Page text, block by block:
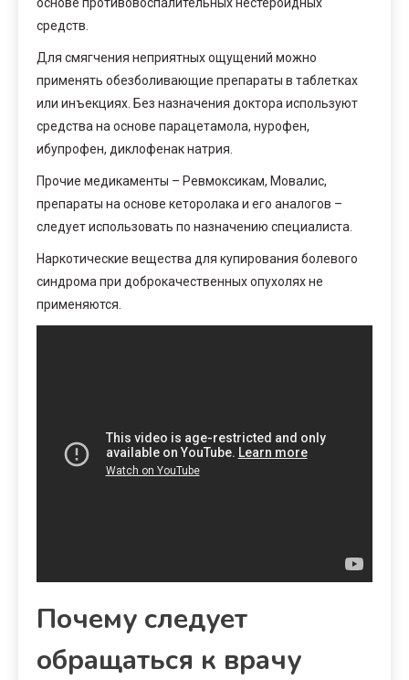
средств.
Для смягчения неприятных ощущений можно
применять обезболивающие препараты в таблетках
или инъекциях. Без назначения доктора используют
средства на основе парацетамола, нурофен,
ибупрофен, диклофенак натрия.
Прочие медикаменты – Ревмоксикам, Мовалис,
препараты на основе кеторолака и его аналогов –
следует использовать по назначению специалиста.
Наркотические вещества для купирования болевого
синдрома при доброкачественных опухолях не
применяются.
Почему следует
обращаться к врачу